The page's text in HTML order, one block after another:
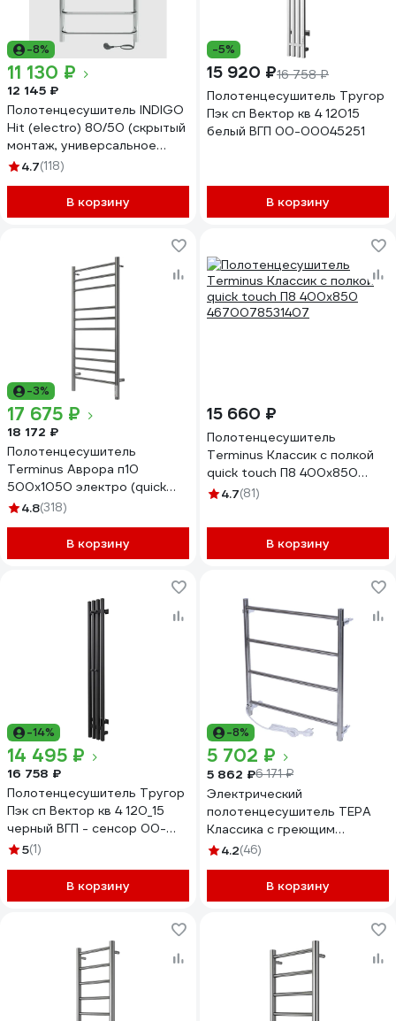
-8%
11 130 ₽
12 145 ₽
Полотенцесушитель INDIGO
Hit (electro) 80/50 (скрытый
монтаж, универсальное
подключение R/L,
4.7(118)
В корзину
-5%
15 920 ₽16 758 ₽
Полотенцесушитель Тругор
Пэк сп Вектор кв 4 12015
белый ВГП 00-00045251
В корзину
-3%
17 675 ₽
18 172 ₽
Полотенцесушитель
Terminus Аврора п10
500x1050 электро (quick
touch) 4670078544360
4.8(318)
В корзину
15 660 ₽
Полотенцесушитель
Terminus Классик с полкой
quick touch П8 400x850
4670078531407
4.7(81)
В корзину
-14%
14 495 ₽
16 758 ₽
Полотенцесушитель Тругор
Пэк сп Вектор кв 4 120_15
черный ВГП - сенсор 00-
00050075
5(1)
В корзину
-8%
5 702 ₽
5 862 ₽6 171 ₽
Электрический
полотенцесушитель ТЕРА
Классика с греющим
кабелем 400x600 ПСН-09-
4.2(46)
В корзину